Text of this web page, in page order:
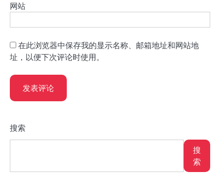
网站
在此浏览器中保存我的显示名称、邮箱地址和网站地
址，以便下次评论时使用。
搜索
搜
索